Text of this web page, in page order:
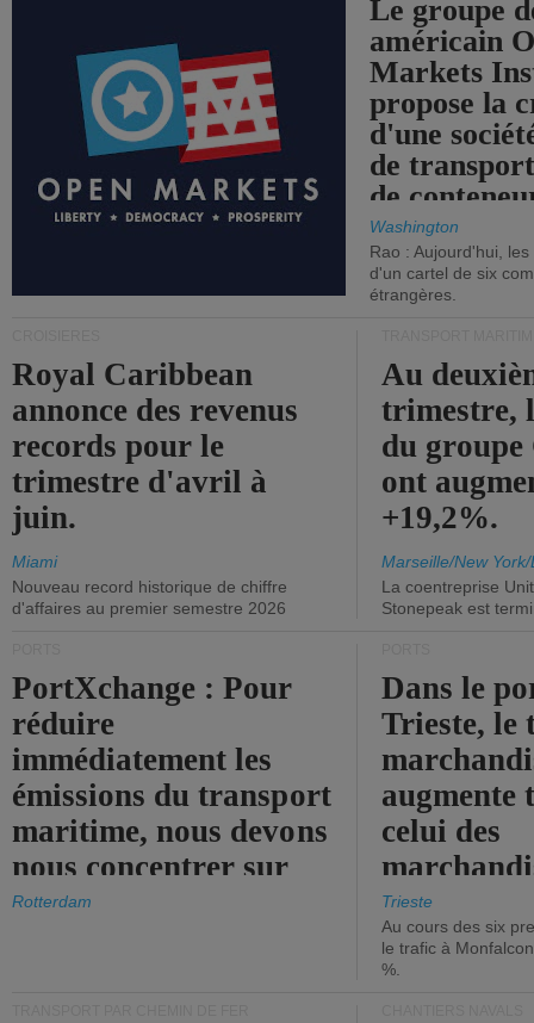
Le groupe
américain
Markets
propose la
d'une
de
de
Washington
Rao : Aujourd'hui,
d'un cartel de six
étrangères.
Royal Caribbean
annonce des revenus
records pour le
trimestre d'avril à
juin.
Miami
Nouveau record historique de chiffre
d'affaires au premier semestre 2026
Au
trimestre,
du
ont
+19,2%.
Marseille/New
La coentreprise
Stonepeak est
PortXchange : Pour
réduire
immédiatement les
émissions du transport
maritime, nous devons
nous concentrer sur
les ports.
Rotterdam
Dans le
Trieste, le
augmente
celui des
diminue.
Trieste
Au cours des six
le trafic à
%.